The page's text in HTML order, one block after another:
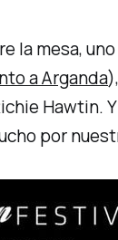
la mesa,
a Arganda
Hawtin.
por